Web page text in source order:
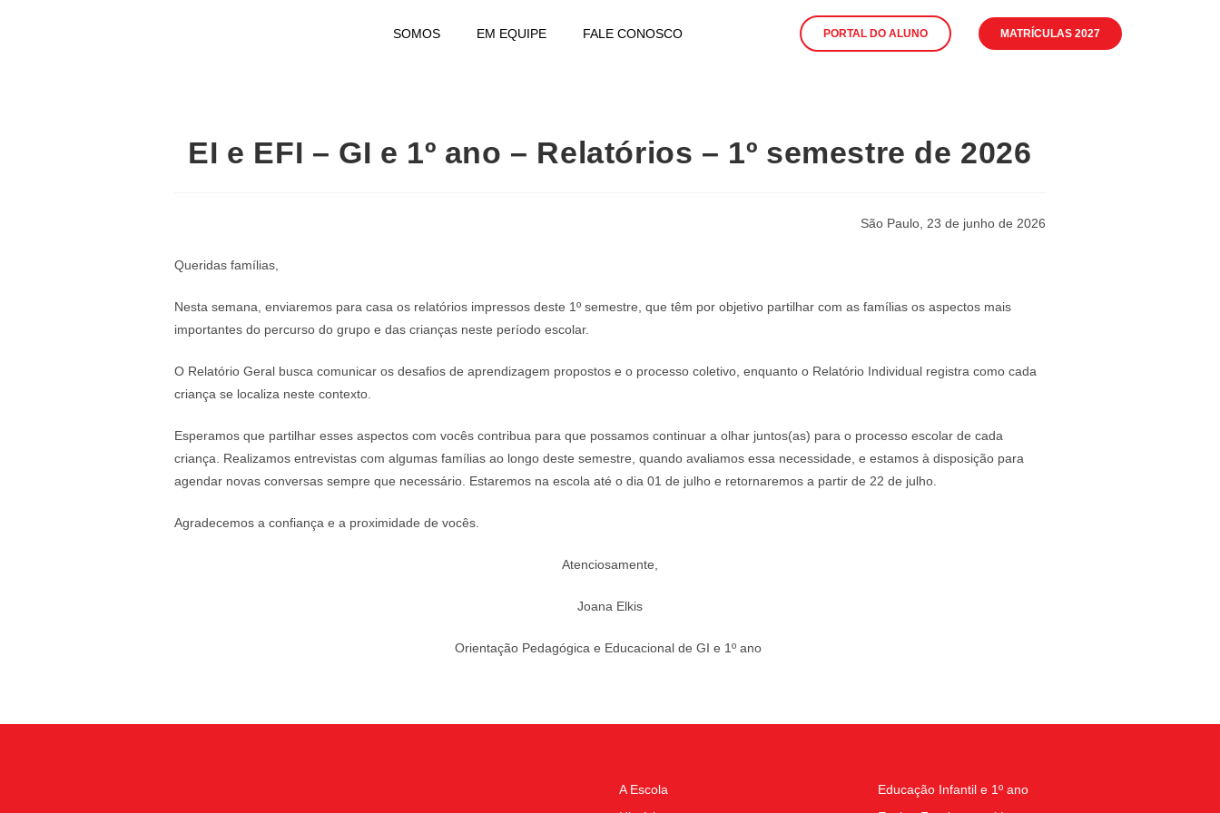
SOMOS EM EQUIPE FALE CONOSCO PORTAL DO ALUNO MATRÍCULAS 2027
EI e EFI – GI e 1º ano – Relatórios – 1º semestre de 2026
São Paulo, 23 de junho de 2026
Queridas famílias,
Nesta semana, enviaremos para casa os relatórios impressos deste 1º semestre, que têm por objetivo partilhar com as famílias os aspectos mais
importantes do percurso do grupo e das crianças neste período escolar.
O Relatório Geral busca comunicar os desafios de aprendizagem propostos e o processo coletivo, enquanto o Relatório Individual registra como cada
criança se localiza neste contexto.
Esperamos que partilhar esses aspectos com vocês contribua para que possamos continuar a olhar juntos(as) para o processo escolar de cada
criança. Realizamos entrevistas com algumas famílias ao longo deste semestre, quando avaliamos essa necessidade, e estamos à disposição para
agendar novas conversas sempre que necessário. Estaremos na escola até o dia 01 de julho e retornaremos a partir de 22 de julho.
Agradecemos a confiança e a proximidade de vocês.
Atenciosamente,
Joana Elkis
Orientação Pedagógica e Educacional de GI e 1º ano
A Escola
Educação Infantil e 1º ano